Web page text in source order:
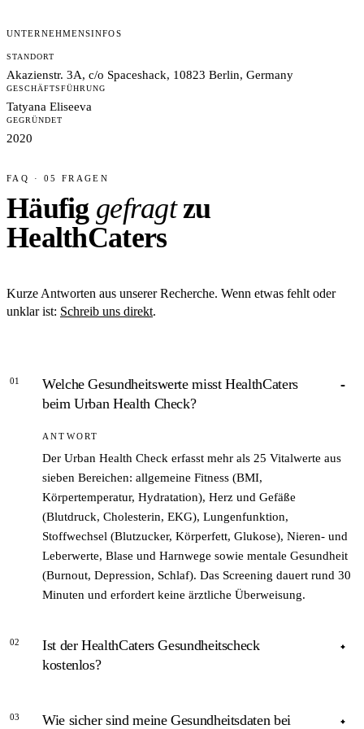
UNTERNEHMENSINFOS
STANDORT
Akazienstr. 3A, c/o Spaceshack, 10823 Berlin, Germany
GESCHÄFTSFÜHRUNG
Tatyana Eliseeva
GEGRÜNDET
2020
FAQ · 05 FRAGEN
Häufig gefragtzu
HealthCaters
Kurze Antworten aus unserer Recherche. Wenn etwas fehlt oder
unklar ist: Schreib uns direkt.
01
Welche Gesundheitswerte misst HealthCaters
beim Urban Health Check?
ANTWORT
Der Urban Health Check erfasst mehr als 25 Vitalwerte aus
sieben Bereichen: allgemeine Fitness (BMI,
Körpertemperatur, Hydratation), Herz und Gefäße
(Blutdruck, Cholesterin, EKG), Lungenfunktion,
Stoffwechsel (Blutzucker, Körperfett, Glukose), Nieren- und
Leberwerte, Blase und Harnwege sowie mentale Gesundheit
(Burnout, Depression, Schlaf). Das Screening dauert rund 30
Minuten und erfordert keine ärztliche Überweisung.
02
Ist der HealthCaters Gesundheitscheck
kostenlos?
Nein, der Urban Health Check ist kostenpflichtig. Genaue
03
Wie sicher sind meine Gesundheitsdaten bei